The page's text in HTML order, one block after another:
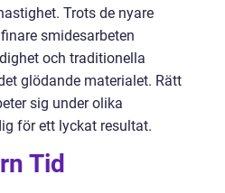
Trots de nyare
smidesarbeten
och traditionella
glödande materialet. Rätt
sig under olika
för ett lyckat resultat.
Tid